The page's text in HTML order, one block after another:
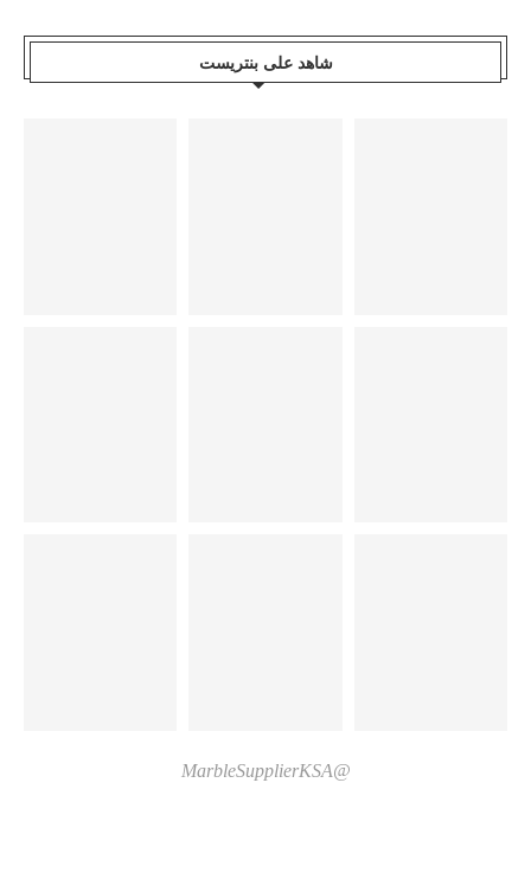
شاهد على بنتريست
@MarbleSupplierKSA